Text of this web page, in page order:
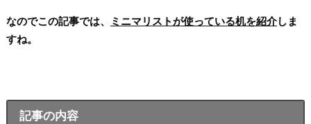
なのでこの記事では、 ミニマリストが使っている机を紹介しま
すね。
記事の内容